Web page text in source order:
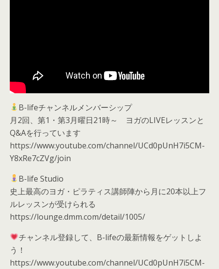
B-lifeチャンネルメンバーシップ
月2回、第1・第3月曜日21時～ ヨガのLIVEレッスンと
Q&Aを行っています
https://www.youtube.com/channel/UCd0pUnH7i5CM-
Y8xRe7cZVg/join
B-life Studio
史上最高のヨガ・ピラティス講師陣から月に20本以上フ
ルレッスンが受けられる
https://lounge.dmm.com/detail/1005/
チャンネル登録して、B-lifeの最新情報をゲットしよ
う！
https://www.youtube.com/channel/UCd0pUnH7i5CM-